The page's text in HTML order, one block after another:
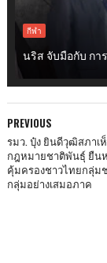
กีฬา
นริส จับมือกับ กา
PREVIOUS
รมว. ปุ๋ง ยินดีวุฒิสภาเ
กฎหมายชาติพันธุ์ ยืน
คุ้มครองชาวไทยกลุ่ม
กลุ่มอย่างเสมอภาค